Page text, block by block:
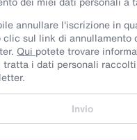
annullare l'iscrizione in
clic sul link di annullamento
Qui potete trovare
tratta i dati personali
Invio